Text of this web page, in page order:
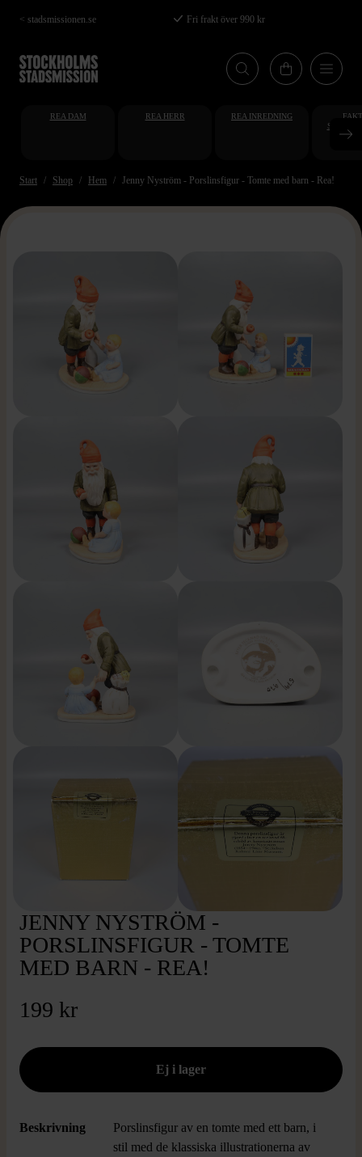
Hoppa
till
huvudinnehåll
< stadsmissionen.se Fri frakt över 990 kr
REA DAM REA HERR REA INREDNING
Start Shop Hem Jenny Nyström - Porslinsfigur - Tomte med barn - Rea!
JENNY NYSTRÖM -
PORSLINSFIGUR - TOMTE
MED BARN - REA!
199 kr
Beskrivning
Porslinsfigur av en tomte med ett barn, i
stil med de klassiska illustrationerna av